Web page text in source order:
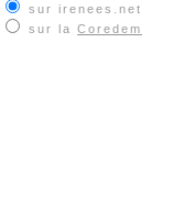
sur irenees.net
sur la Coredem